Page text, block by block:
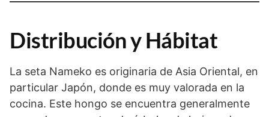
Distribución y Hábitat
La seta Nameko es originaria de Asia Oriental, en
particular Japón, donde es muy valorada en la
cocina. Este hongo se encuentra generalmente